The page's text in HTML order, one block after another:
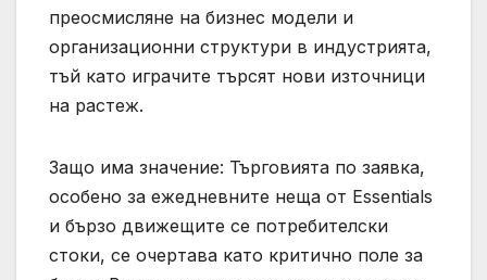
преосмисляне на бизнес модели и
организационни структури в индустрията,
тъй като играчите търсят нови източници
на растеж.
Защо има значение: Търговията по заявка,
особено за ежедневните неща от Essentials
и бързо движещите се потребителски
стоки, се очертава като критично поле за